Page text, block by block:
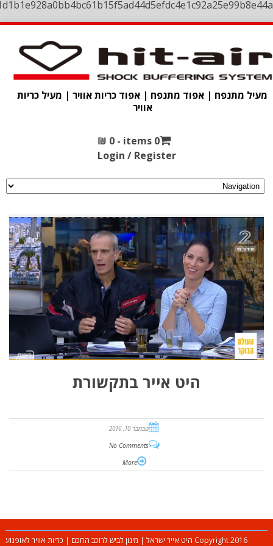
מעיל מתנפח | אפוד מתנפח | אפוד כריות אוויר | מעיל כריות
אוויר
0 items -
₪ 0
Login / Register
היט אייר בתקשורת
נובמבר 10, 2016
No Comments
More
Copyright 2016 היט אייר ישראל | מיגון לביש לרוכב החכם | כריות אוויר לאופנוע